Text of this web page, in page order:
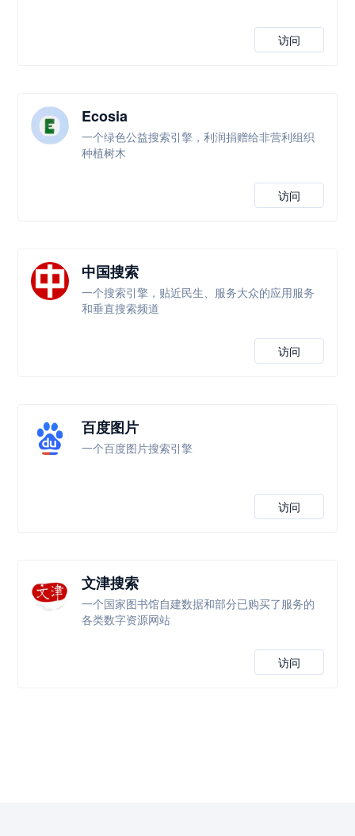
访问
Ecosia
一个绿色公益搜索引擎，利润捐赠给非营利组织
种植树木
访问
中国搜索
一个搜索引擎，贴近民生、服务大众的应用服务
和垂直搜索频道
访问
百度图片
一个百度图片搜索引擎
访问
文津搜索
一个国家图书馆自建数据和部分已购买了服务的
各类数字资源网站
访问